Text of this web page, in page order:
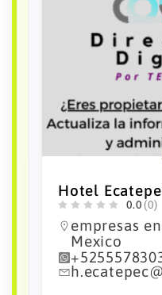
Hotel CIES
0.0 (0)
empresas
Mexico
55 5783